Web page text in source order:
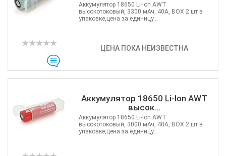
ЦЕНА ПОКА НЕИЗВЕСТНА
Аккумулятор 18650 Li-Ion AWT
высокотоковый, 3300 мАч, 40А, BOX 2 шт в
упаковке,цена за единицу...
Аккумулятор 18650 Li-Ion AWT
высок...
Аккумулятор 18650 Li-Ion AWT
высокотоковый, 3000 мАч, 40А, BOX 2 шт в
упаковке,цена за единицу...